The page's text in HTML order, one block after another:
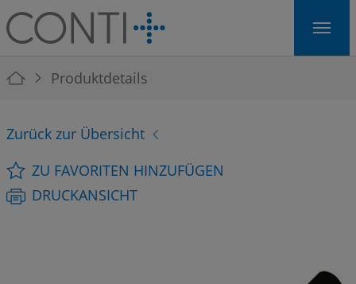
Skip to main navigation
Skip to main content
Skip to page footer
You are here:
Produktdetails
Zurück zur Übersicht
ZU FAVORITEN HINZUFÜGEN
DRUCKANSICHT